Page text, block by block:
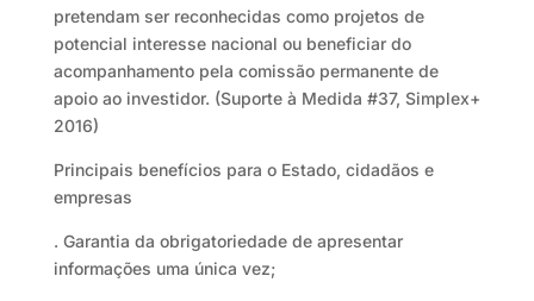
pretendam ser reconhecidas como projetos de
potencial interesse nacional ou beneficiar do
acompanhamento pela comissão permanente de
apoio ao investidor. (Suporte à Medida #37, Simplex+
2016)
Principais benefícios para o Estado, cidadãos e
empresas
. Garantia da obrigatoriedade de apresentar
informações uma única vez;